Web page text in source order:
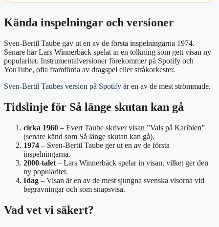
Kända inspelningar och versioner
Sven‑Bertil Taube gav ut en av de första inspelningarna 1974.
Senare har Lars Winnerbäck spelat in en tolkning som gett visan ny
popularitet. Instrumentalversioner förekommer på Spotify och
YouTube, ofta framförda av dragspel eller stråkorkester.
Sven‑Bertil Taubes version på Spotify är en av de mest strömmade.
Tidslinje för Så länge skutan kan gå
cirka 1960 – Evert Taube skriver visan ”Vals på Karibien”
(senare känd som Så länge skutan kan gå).
1974 – Sven‑Bertil Taube ger ut en av de första
inspelningarna.
2000‑talet – Lars Winnerbäck spelar in visan, vilket ger den
ny popularitet.
Idag – Visan är en av de mest sjungna svenska visorna vid
begravningar och som snapsvisa.
Vad vet vi säkert?